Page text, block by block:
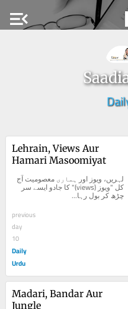
menu_open
Lehrain, Views Aur
Hamari Masoomiyat
کل "ویوز (views)" کا جادو ایسے سر
چڑھ کر بول رہا...
previous
day
10
Daily
Urdu
Madari, Bandar Aur
Jungle